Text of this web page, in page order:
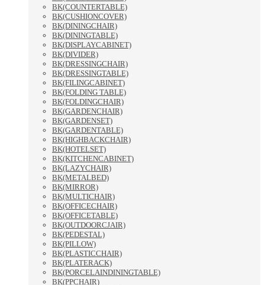
BK(COUNTERTABLE)
BK(CUSHIONCOVER)
BK(DININGCHAIR)
BK(DININGTABLE)
BK(DISPLAYCABINET)
BK(DIVIDER)
BK(DRESSINGCHAIR)
BK(DRESSINGTABLE)
BK(FILINGCABINET)
BK(FOLDING TABLE)
BK(FOLDINGCHAIR)
BK(GARDENCHAIR)
BK(GARDENSET)
BK(GARDENTABLE)
BK(HIGHBACKCHAIR)
BK(HOTELSET)
BK(KITCHENCABINET)
BK(LAZYCHAIR)
BK(METALBED)
BK(MIRROR)
BK(MULTICHAIR)
BK(OFFICECHAIR)
BK(OFFICETABLE)
BK(OUTDOORCJAIR)
BK(PEDESTAL)
BK(PILLOW)
BK(PLASTICCHAIR)
BK(PLATERACK)
BK(PORCELAINDININGTABLE)
BK(PPCHAIR)